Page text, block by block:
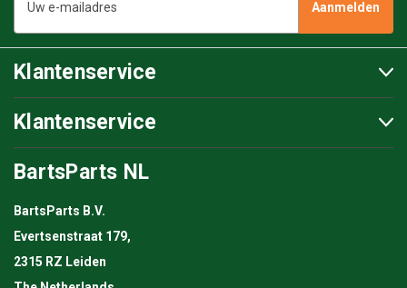
mailadres
Klantenservice
Klantenservice
BartsParts NL
BartsParts B.V.
Evertsenstraat 179,
2315 RZ Leiden